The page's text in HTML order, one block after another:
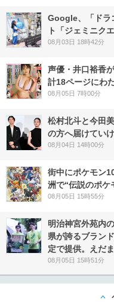
Google、「ドラ
ト「ジェミニク
08月03日 18時42分
声優・井口裕香
計18ページにわ
08月05日 7時00分
松村北斗と今田
の方へ届けていけ
08月04日 14時00分
街中にポケモン
洲で“伝説のポケ
08月05日 15時55分
明治神宮外苑内
県が誇るブラン
定で提供。えだ
08月05日 15時51分